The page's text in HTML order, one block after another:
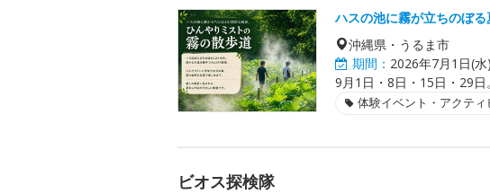
ハスの池に霧が立ちのぼ
沖縄県・うるま市
期間： 2026年7月1日(
9月1日・8日・15日・29日
体験イベント・アクティ
ビオス探検隊